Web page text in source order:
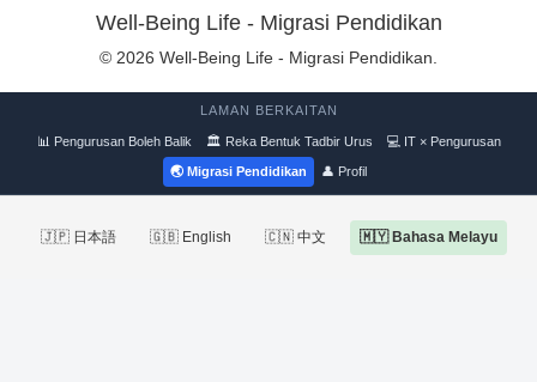
Well-Being Life - Migrasi Pendidikan
© 2026 Well-Being Life - Migrasi Pendidikan.
LAMAN BERKAITAN
📊 Pengurusan Boleh Balik 🏛 Reka Bentuk Tadbir Urus 💻 IT × Pengurusan
🌏 Migrasi Pendidikan 👤 Profil
🇯🇵 日本語 🇬🇧 English 🇨🇳 中文 🇲🇾 Bahasa Melayu